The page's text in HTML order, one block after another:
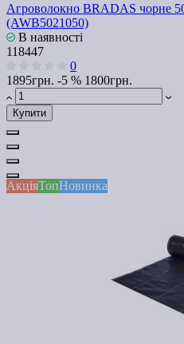
Агроволокно BRADAS чорне
(AWB5021050)
В наявності
118447
0
1895грн. -5 % 1800грн.
Купити
АкціяТопНовинка